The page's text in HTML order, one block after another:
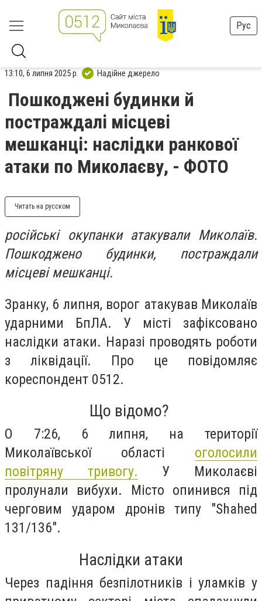
Рус
13:10, 6 липня 2025 р. Надійне джерело
Пошкоджені будинки й
постраждалі місцеві
мешканці: наслідки ранкової
атаки по Миколаєву, - ФОТО
Читать на русском
російські окупанки атакували Миколаїв.
Пошкоджено будинки, постраждали
місцеві мешканці.
Зранку, 6 липня, ворог атакував Миколаїв
ударними БпЛА. У місті зафіксовано
наслідки атаки. Наразі проводять роботи
з ліквідації. Про це повідомляє
кореспондент 0512.
Що відомо?
О 7:26, 6 липня, на території
Миколаївської області оголосили
повітряну тривогу. У Миколаєві
пролунали вибухи. Місто опинився під
черговим ударом дронів типу "Shahed
131/136".
Наслідки атаки
Через падіння безпілотників і уламків у